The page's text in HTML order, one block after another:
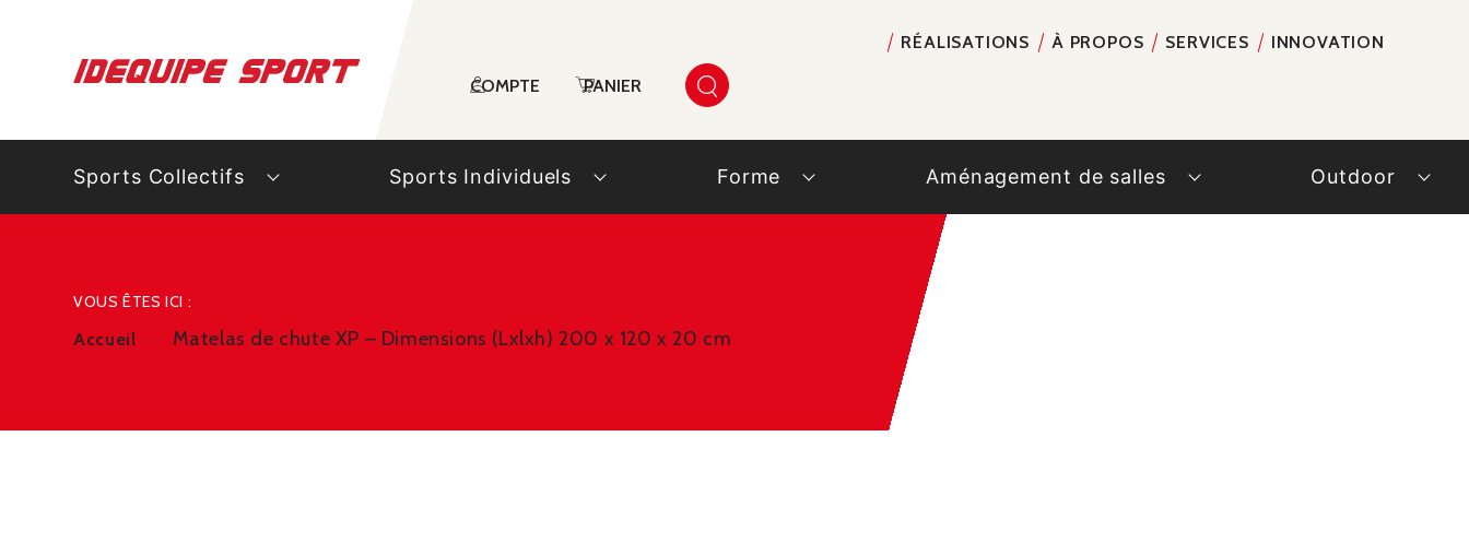
RÉALISATIONS À PROPOS SERVICES INNOVATION
COMPTE PANIER
Sports Collectifs Sports Individuels Forme Aménagement de salles Outdoor
VOUS ÊTES ICI :
Accueil Matelas de chute XP – Dimensions (Lxlxh) 200 x 120 x 20 cm